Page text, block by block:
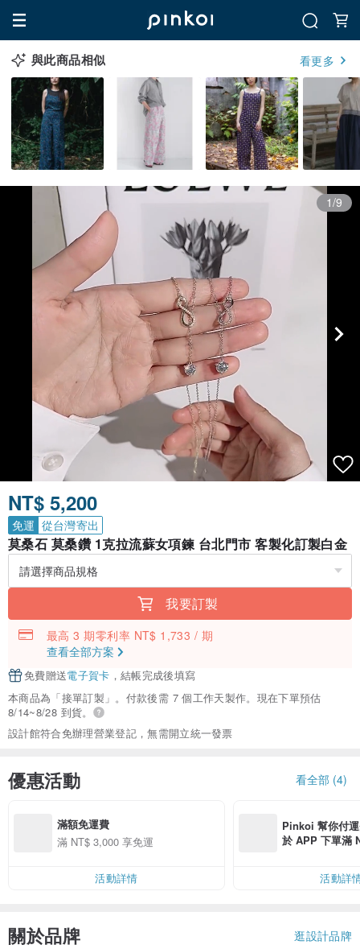
與此商品相似 看更多
1/9
NT$ 5,200
免運 從台灣寄出
莫桑石 莫桑鑽 1克拉流蘇女項鍊 台北門市 客製化訂製白金
我要訂製
最高 3 期零利率 NT$ 1,733 / 期
查看全部方案
免費贈送電子賀卡 ，結帳完成後填寫
本商品為「接單訂製」。付款後需 7 個工作天製作。現在下單預估
8/14~8/28 到貨。
設計館符合免辦理營業登記，無需開立統一發票
優惠活動 看全部 (4)
滿額免運費
滿 NT$ 3,000 享免運
活動詳情
Pinkoi 幫你付
於 APP 下單滿
活動詳
關於品牌 逛設計品牌